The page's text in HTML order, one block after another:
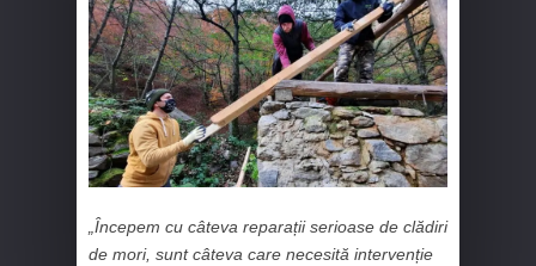
„Începem cu câteva reparații serioase de clădiri
de mori, sunt câteva care necesită intervenție